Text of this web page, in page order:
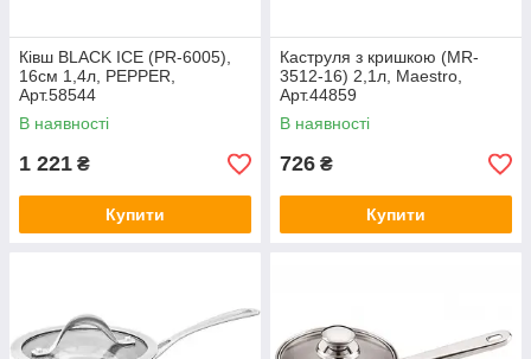
Ківш BLACK ICE (PR-6005),
16см 1,4л, PEPPER,
Арт.58544
В наявності
1 221 ₴
Купити
Каструля з кришкою (MR-
3512-16) 2,1л, Maestro,
Арт.44859
В наявності
726 ₴
Купити